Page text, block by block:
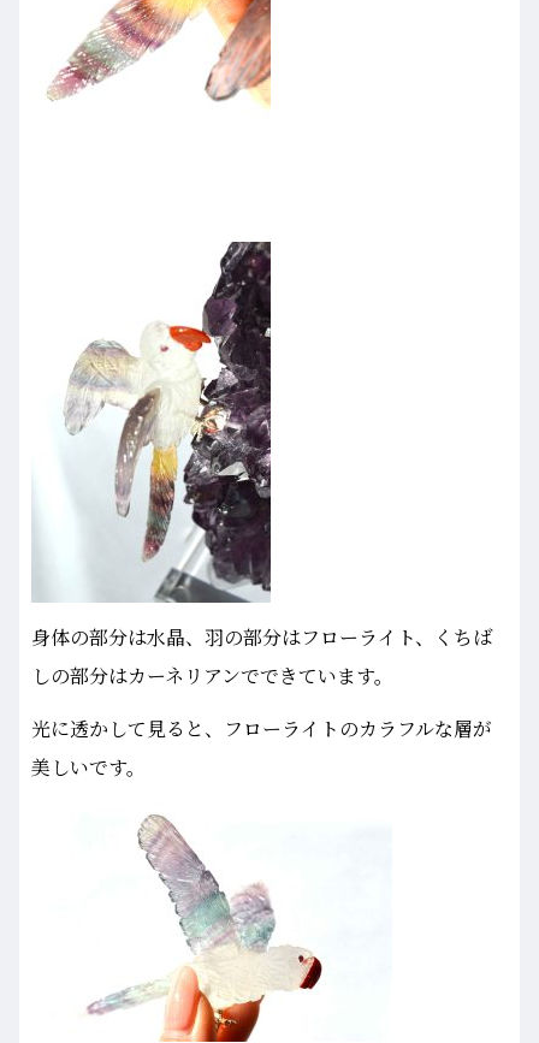
身体の部分は水晶、羽の部分はフローライト、くちば
しの部分はカーネリアンでできています。
光に透かして見ると、フローライトのカラフルな層が
美しいです。